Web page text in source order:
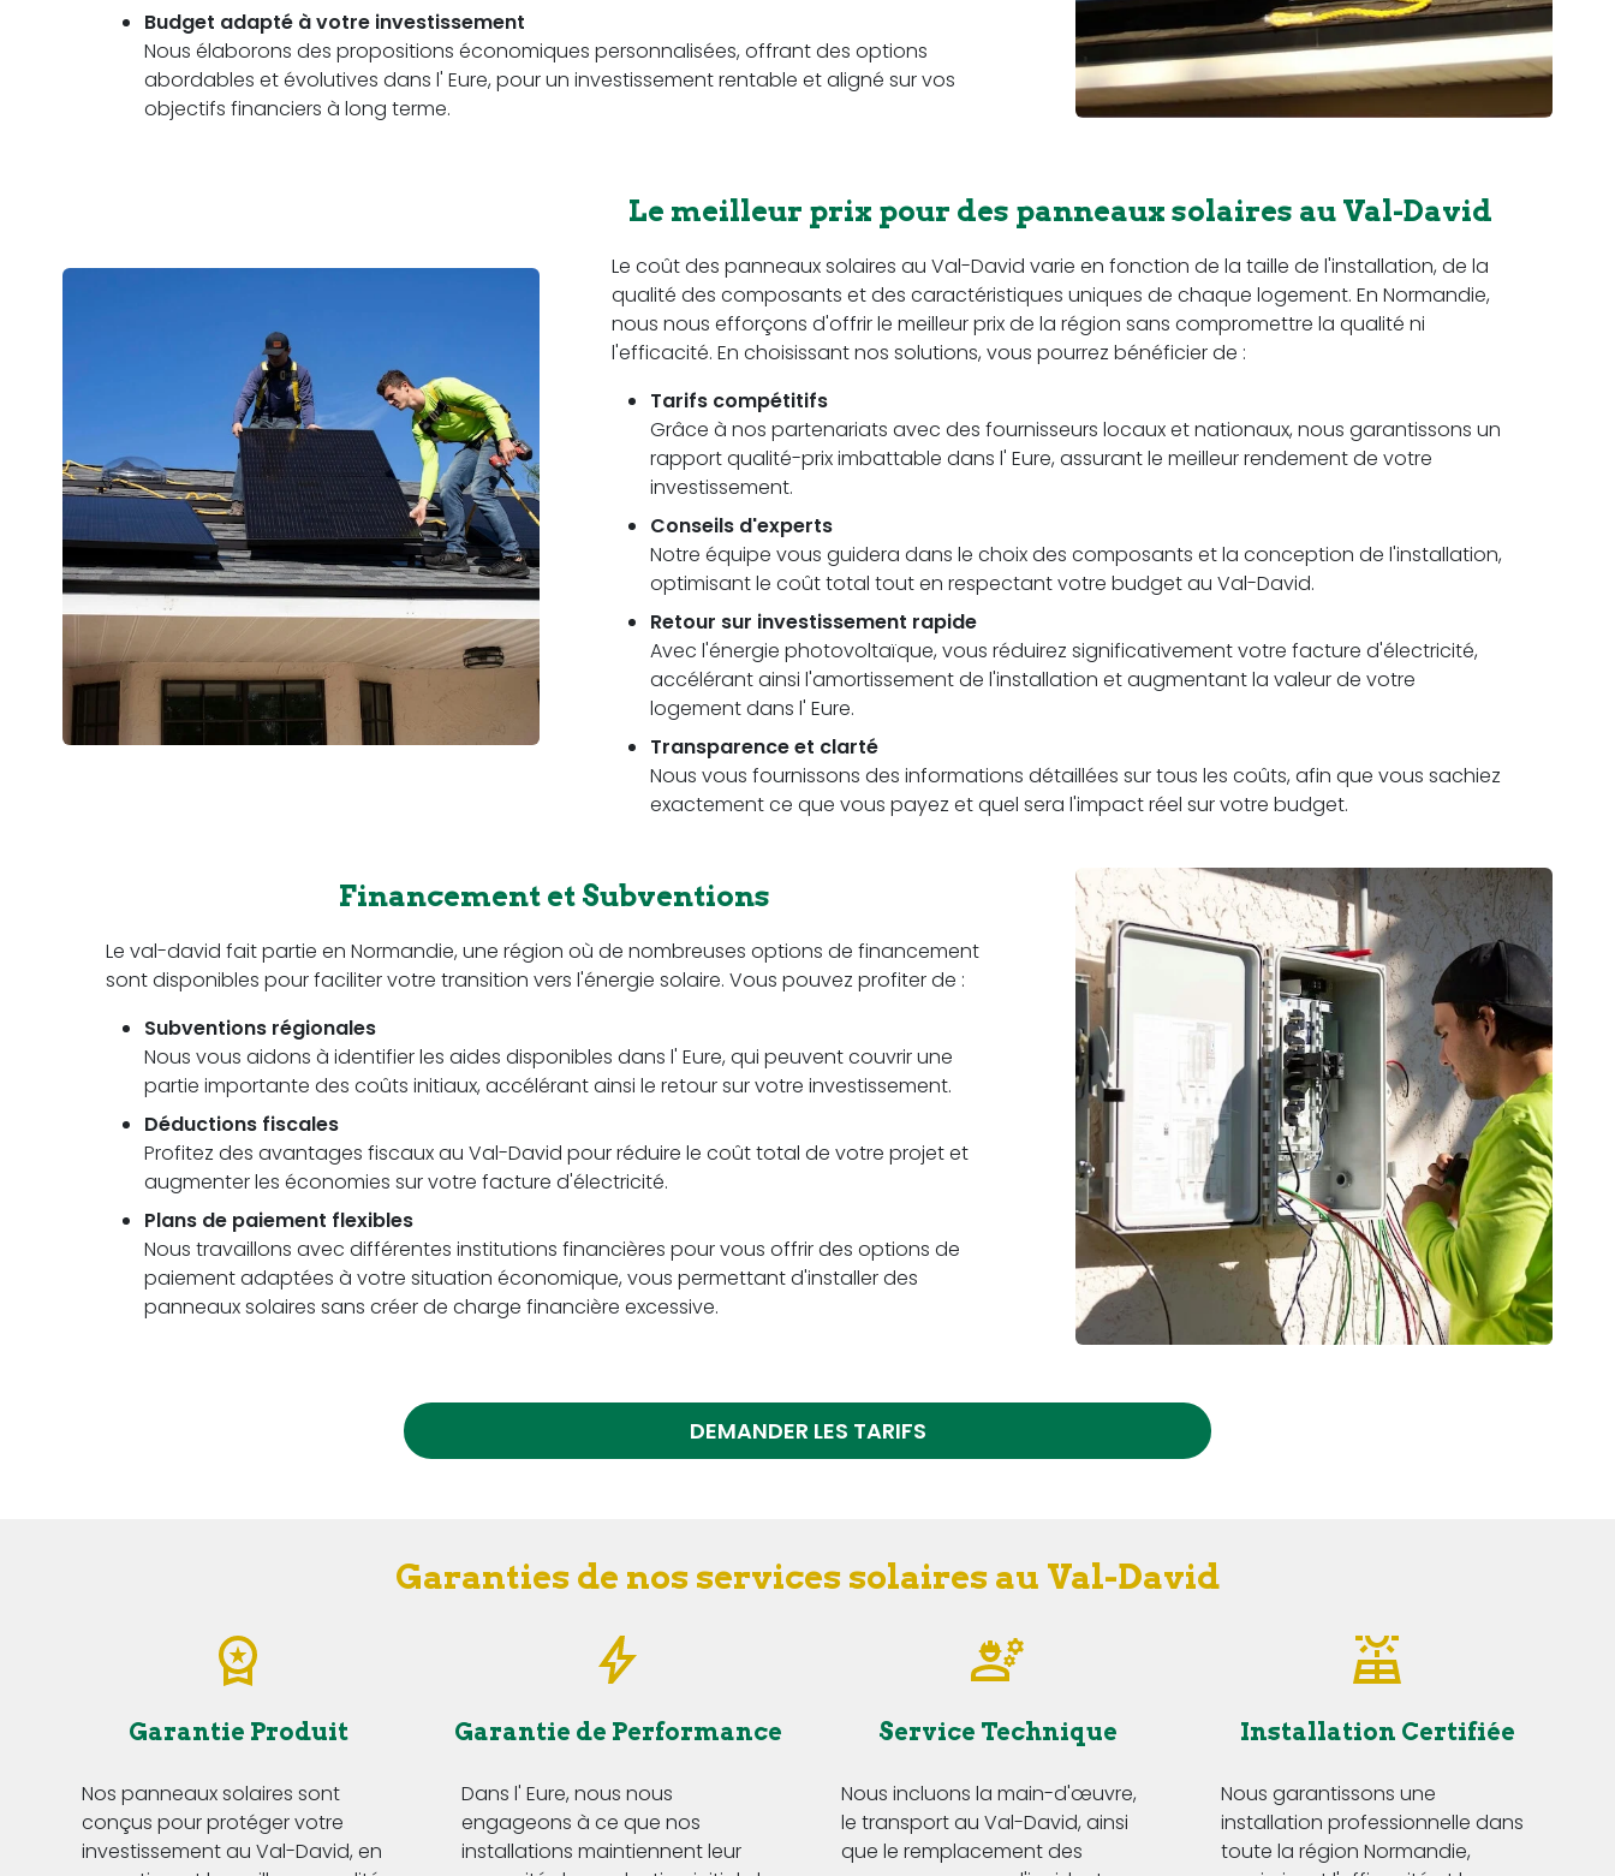
Budget adapté à votre investissement
Nous élaborons des propositions économiques personnalisées, offrant des options
abordables et évolutives dans l' Eure, pour un investissement rentable et aligné sur vos
objectifs financiers à long terme.
Le meilleur prix pour des panneaux solaires au Val-David
Le coût des panneaux solaires au Val-David varie en fonction de la taille de l'installation, de la
qualité des composants et des caractéristiques uniques de chaque logement. En Normandie,
nous nous efforçons d'offrir le meilleur prix de la région sans compromettre la qualité ni
l'efficacité. En choisissant nos solutions, vous pourrez bénéficier de :
Tarifs compétitifs
Grâce à nos partenariats avec des fournisseurs locaux et nationaux, nous garantissons un
rapport qualité-prix imbattable dans l' Eure, assurant le meilleur rendement de votre
investissement.
Conseils d'experts
Notre équipe vous guidera dans le choix des composants et la conception de l'installation,
optimisant le coût total tout en respectant votre budget au Val-David.
Retour sur investissement rapide
Avec l'énergie photovoltaïque, vous réduirez significativement votre facture d'électricité,
accélérant ainsi l'amortissement de l'installation et augmentant la valeur de votre
logement dans l' Eure.
Transparence et clarté
Nous vous fournissons des informations détaillées sur tous les coûts, afin que vous sachiez
exactement ce que vous payez et quel sera l'impact réel sur votre budget.
Financement et Subventions
Le val-david fait partie en Normandie, une région où de nombreuses options de financement
sont disponibles pour faciliter votre transition vers l'énergie solaire. Vous pouvez profiter de :
Subventions régionales
Nous vous aidons à identifier les aides disponibles dans l' Eure, qui peuvent couvrir une
partie importante des coûts initiaux, accélérant ainsi le retour sur votre investissement.
Déductions fiscales
Profitez des avantages fiscaux au Val-David pour réduire le coût total de votre projet et
augmenter les économies sur votre facture d'électricité.
Plans de paiement flexibles
Nous travaillons avec différentes institutions financières pour vous offrir des options de
paiement adaptées à votre situation économique, vous permettant d'installer des
panneaux solaires sans créer de charge financière excessive.
DEMANDER LES TARIFS
Garanties de nos services solaires au Val-David
Garantie Produit
Nos panneaux solaires sont
conçus pour protéger votre
investissement au Val-David, en
Garantie de Performance
Dans l' Eure, nous nous
engageons à ce que nos
installations maintiennent leur
Service Technique
Nous incluons la main-d'œuvre,
le transport au Val-David, ainsi
que le remplacement des
Installation Certifiée
Nous garantissons une
installation professionnelle dans
toute la région Normandie,